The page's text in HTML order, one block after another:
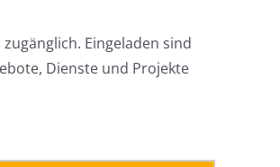
Eingeladen sind
Dienste und Projekte